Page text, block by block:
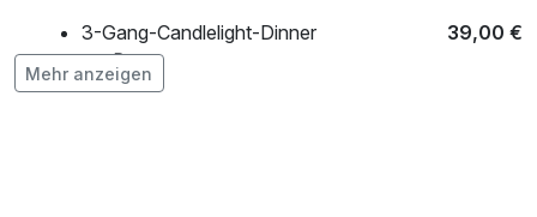
3-Gang-Candlelight-Dinner 39,00 €
pro Person
Mehr anzeigen